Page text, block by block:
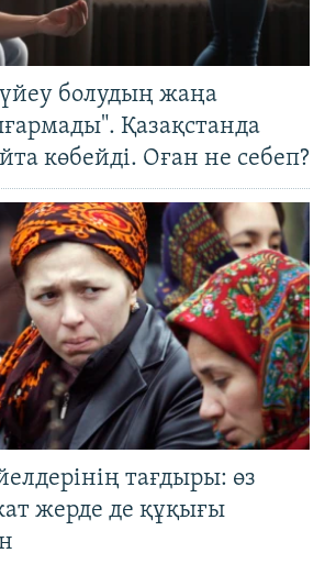
болудың жаңа
Қазақстанда
көбейді. Оған не себеп?
тағдыры: өз
жерде де құқығы